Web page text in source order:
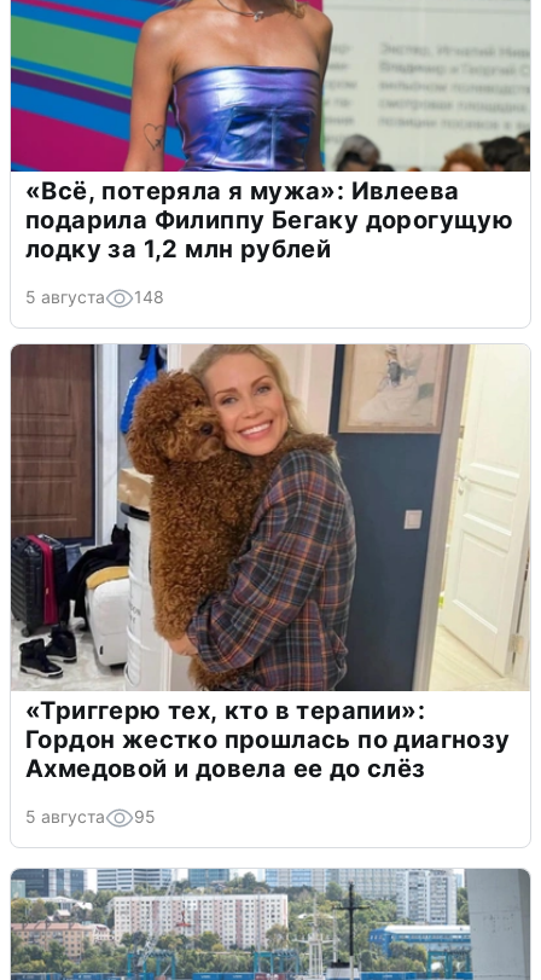
«Всё, потеряла я мужа»: Ивлеева
подарила Филиппу Бегаку дорогущую
лодку за 1,2 млн рублей
5 августа 148
«Триггерю тех, кто в терапии»:
Гордон жестко прошлась по диагнозу
Ахмедовой и довела ее до слёз
5 августа 95